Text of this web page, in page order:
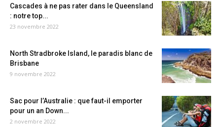
Cascades à ne pas rater dans le Queensland
: notre top...
23 novembre 2022
North Stradbroke Island, le paradis blanc de
Brisbane
9 novembre 2022
Sac pour l’Australie : que faut-il emporter
pour un an Down...
2 novembre 2022